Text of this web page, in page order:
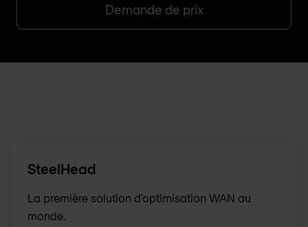
Demande de prix
SteelHead
La première solution d’optimisation WAN au
monde.